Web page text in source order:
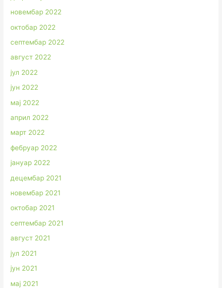
новембар 2022
октобар 2022
септембар 2022
август 2022
јул 2022
јун 2022
мај 2022
април 2022
март 2022
фебруар 2022
јануар 2022
децембар 2021
новембар 2021
октобар 2021
септембар 2021
август 2021
јул 2021
јун 2021
мај 2021